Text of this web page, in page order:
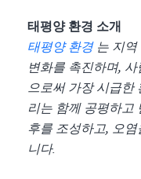
태평양 환경 소개
태평양 환경는 지역
변화를 촉진하며,
으로써 가장 시급한
리는 함께 공평하고
후를 조성하고, 오
니다.